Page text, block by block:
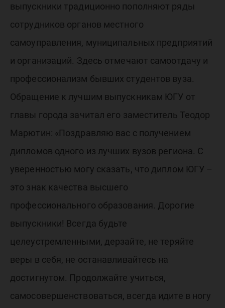
выпускники традиционно пополняют ряды
сотрудников органов местного
самоуправления, муниципальных предприятий
и организаций. Здесь отмечают самоотдачу и
профессионализм бывших студентов вуза.
Обращение к лучшим выпускникам ЮГУ от
главы города зачитал его заместитель Теодор
Марютин: «Поздравляю вас с получением
дипломов одного из лучших вузов региона. С
уверенностью могу сказать, что диплом ЮГУ –
это знак качества высшего
профессионального образования. Дорогие
выпускники! Всегда будьте
целеустремленными, дерзайте, не теряйте
веры в себя, не останавливайтесь на
достигнутом. Продолжайте учиться,
самосовершенствоваться, всегда идите в ногу